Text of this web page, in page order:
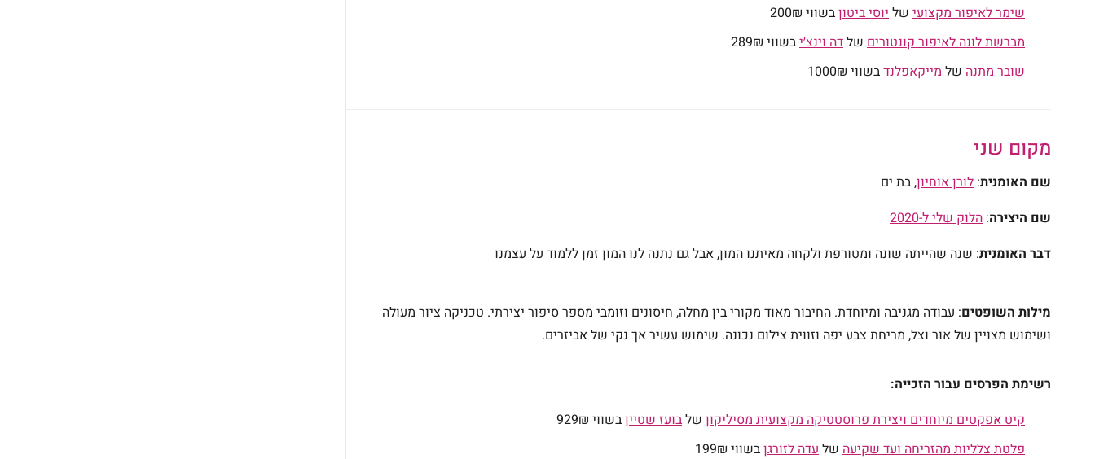
שימר לאיפור מקצועי שליוסי ביטוןבשווי 200₪
מברשת לונה לאיפור קונטורים שלדה וינצ׳יבשווי 289₪
שובר מתנה שלמייקאפלנדבשווי 1000₪
מקום שני
שם האומנית: לורן אוחיון, בת ים
שם היצירה: הלוק שלי ל-2020
דבר האומנית: שנה שהייתה שונה ומטורפת ולקחה מאיתנו המון, אבל גם נתנה לנו המון זמן ללמוד על עצמנו
מילות השופטים: עבודה מגניבה ומיוחדת. החיבור מאוד מקורי בין מחלה, חיסונים וזומבי מספר סיפור יצירתי. טכניקה ציור מעולה
ושימוש מצויין של אור וצל, מריחת צבע יפה וזווית צילום נכונה. שימוש עשיר אך נקי של אביזרים.
רשימת הפרסים עבור הזכייה:
קיט אפקטים מיוחדים ויצירת פרוסטטיקה מקצועית מסיליקון שלבועז שטייןבשווי 929 ₪
פלטת צלליות מהזריחה ועד שקיעה שלעדה לזורגןבשווי 199₪